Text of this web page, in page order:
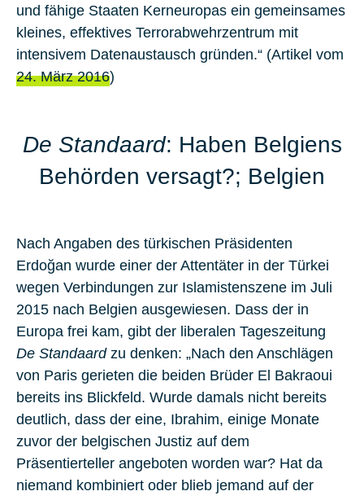
und fähige Staaten Kerneuropas ein gemeinsames
kleines, effektives Terrorabwehrzentrum mit
intensivem Datenaustausch gründen.“ (Artikel vom
24. März 2016)
De Standaard: Haben Belgiens
Behörden versagt?; Belgien
Nach Angaben des türkischen Präsidenten
Erdoğan wurde einer der Attentäter in der Türkei
wegen Verbindungen zur Islamistenszene im Juli
2015 nach Belgien ausgewiesen. Dass der in
Europa frei kam, gibt der liberalen Tageszeitung
De Standaardzu denken: „Nach den Anschlägen
von Paris gerieten die beiden Brüder El Bakraoui
bereits ins Blickfeld. Wurde damals nicht bereits
deutlich, dass der eine, Ibrahim, einige Monate
zuvor der belgischen Justiz auf dem
Präsentierteller angeboten worden war? Hat da
niemand kombiniert oder blieb jemand auf der